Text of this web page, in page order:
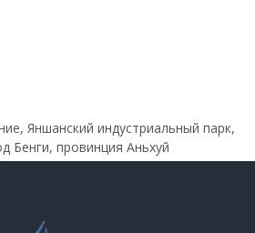
Яншанский индустриальный парк,
Бенги, провинция Аньхуй